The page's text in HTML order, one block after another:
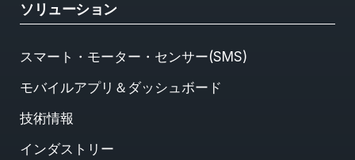
ソリューション
スマート・モーター・センサー(SMS)
モバイルアプリ＆ダッシュボード
技術情報
インダストリー